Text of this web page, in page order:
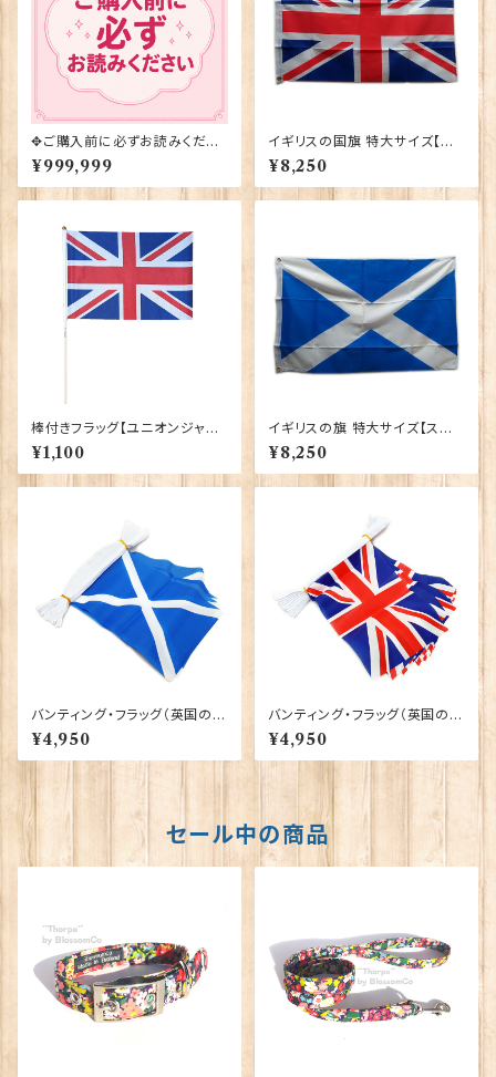
✥ご購入前に必ずお読みくださ
い✥
¥999,999
イギリスの国旗 特大サイズ【ユ
ニオンジャック】Worldwide Fl
ags 90036-A
¥8,250
棒付きフラッグ【ユニオンジャッ
ク】Elgate Products 90150
¥1,100
イギリスの旗 特大サイズ【スコッ
トランド】Worldwide Flags 9
0036-B
¥8,250
バンティング・フラッグ（英国の万
国旗）【セントアンドリュースクロ
ス】Worldwide Flags 90050
-SCOT
¥4,950
バンティング・フラッグ（英国の万
国旗）【ユニオンジャック】Worl
dwide Flags 90050-UJ
¥4,950
セール中の商品